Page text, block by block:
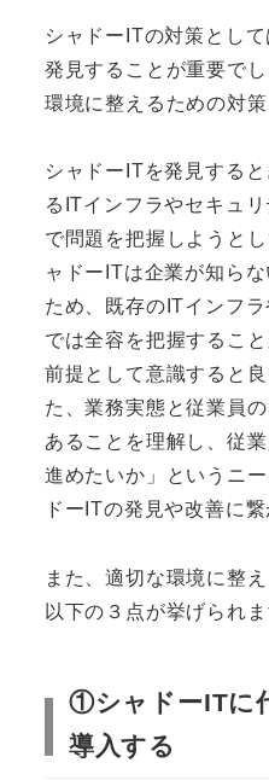
シャドーITの対策とし
発見することが重要で
環境に整えるための対
シャドーITを発見する
るITインフラやセキュ
で問題を把握しようと
ャドーITは企業が知ら
ため、既存のITインフ
では全容を把握するこ
前提として意識すると
た、業務実態と従業員
あることを理解し、従
進めたいか」というニ
ドーITの発見や改善に繋
また、適切な環境に整
以下の３点が挙げられま
①シャドーITに
導入する